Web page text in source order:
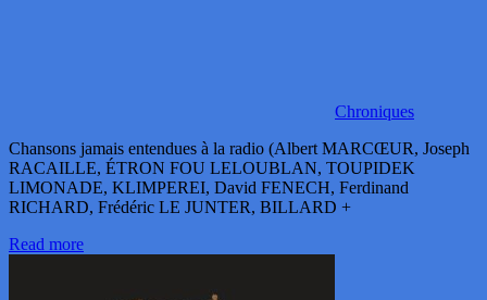
Chroniques
Chansons jamais entendues à la radio (Albert MARCŒUR, Joseph
RACAILLE, ÉTRON FOU LELOUBLAN, TOUPIDEK
LIMONADE, KLIMPEREI, David FENECH, Ferdinand
RICHARD, Frédéric LE JUNTER, BILLARD +
Read more